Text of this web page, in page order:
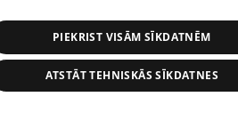
PIEKRIST VISĀM SĪKDATNĒM
ATSTĀT TEHNISKĀS SĪKDATNES